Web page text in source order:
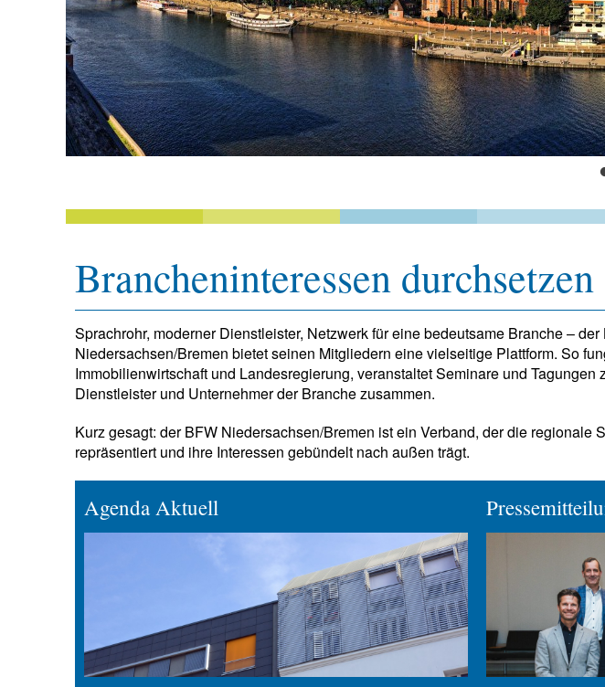
Brancheninteressen durchsetzen
Sprachrohr, moderner Dienstleister, Netzwerk für eine bedeutsame Branche –
Niedersachsen/Bremen bietet seinen Mitgliedern eine vielseitige Plattform. So
Immobilienwirtschaft und Landesregierung, veranstaltet Seminare und Tagungen
Dienstleister und Unternehmer der Branche zusammen.
Kurz gesagt: der BFW Niedersachsen/Bremen ist ein Verband, der die regionale
repräsentiert und ihre Interessen gebündelt nach außen trägt.
Agenda Aktuell